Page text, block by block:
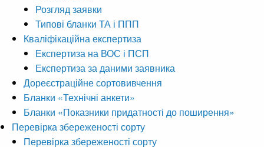
Розгляд заявки
Типові бланки ТА і ППП
Кваліфікаційна експертиза
Експертиза на ВОС і ПСП
Експертиза за даними заявника
Дореєстраційне сортовивчення
Бланки «Технічні анкети»
Бланки «Показники придатності до поширення»
Перевірка збереженості сорту
Перевірка збереженості сорту